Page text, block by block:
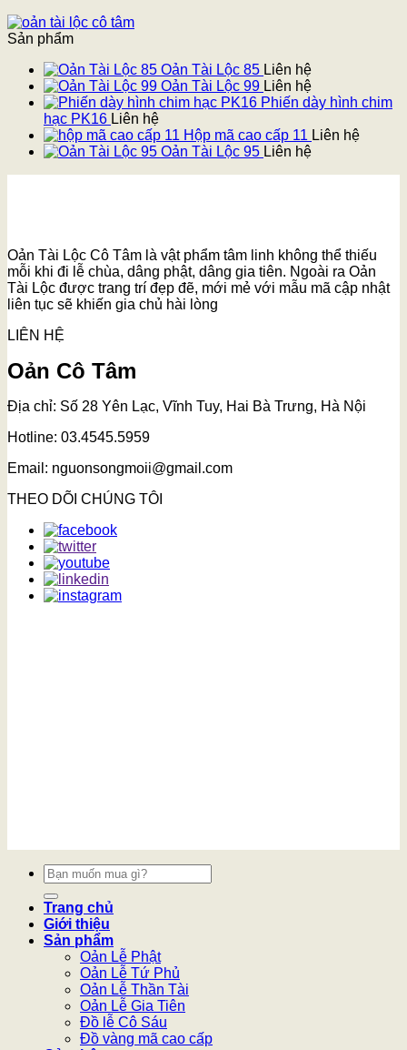
Sản phẩm
Oản Tài Lộc 85 Liên hệ
Oản Tài Lộc 99 Liên hệ
Phiến dày hình chim
hạc PK16 Liên hệ
Hộp mã cao cấp 11 Liên hệ
Oản Tài Lộc 95 Liên hệ
Oản Tài Lộc Cô Tâm là vật phẩm tâm linh không thể thiếu
mỗi khi đi lễ chùa, dâng phật, dâng gia tiên. Ngoài ra Oản
Tài Lộc được trang trí đẹp đẽ, mới mẻ với mẫu mã cập nhật
liên tục sẽ khiến gia chủ hài lòng
LIÊN HỆ
Oản Cô Tâm
Địa chỉ: Số 28 Yên Lạc, Vĩnh Tuy, Hai Bà Trưng, Hà Nội
Hotline: 03.4545.5959
Email: nguonsongmoii@gmail.com
THEO DÕI CHÚNG TÔI
Tìm
kiếm:
Trang chủ
Giới thiệu
Sản phẩm
Oản Lễ Phật
Oản Lễ Tứ Phủ
Oản Lễ Thần Tài
Oản Lễ Gia Tiên
Đồ lễ Cô Sáu
Đồ vàng mã cao cấp